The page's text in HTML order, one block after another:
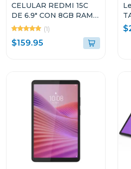
CELULAR REDMI 15C
DE 6.9" CON 8GB RAM Y
256GB DE
ALMACENAMIENTO
COLOR AZUL LUNAR
(1)
$159.95